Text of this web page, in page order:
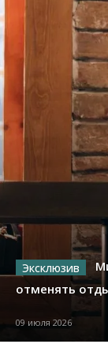
отменять
09 июля 2026